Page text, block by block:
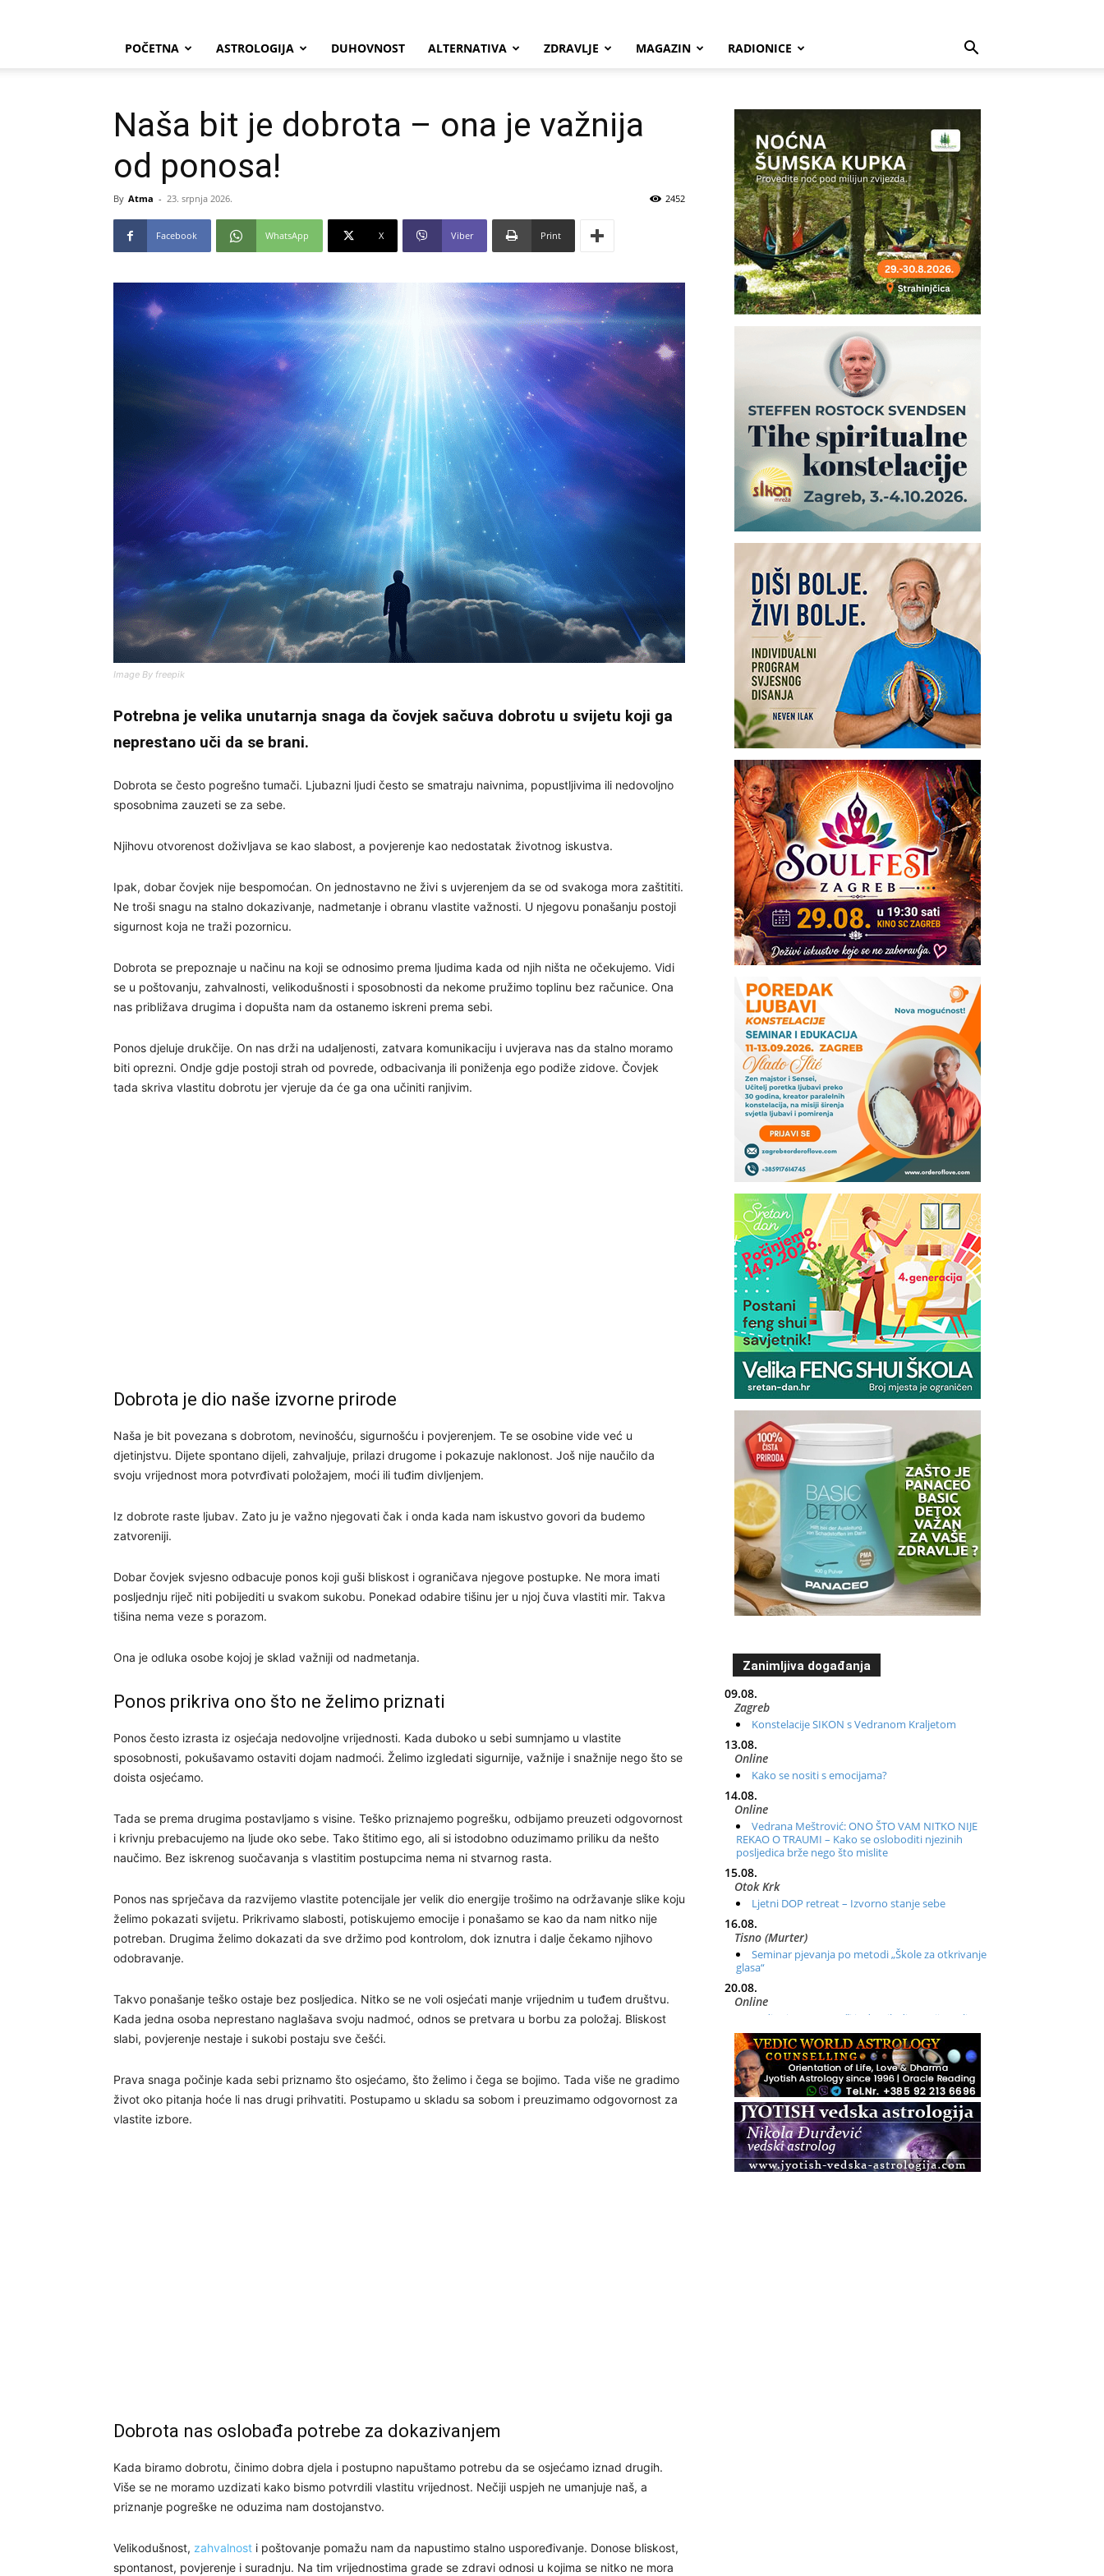
POČETNA ASTROLOGIJA DUHOVNOST ALTERNATIVA ZDRAVLJE MAGAZIN RADIONICE
Naša bit je dobrota – ona je važnija
od ponosa!
By Atma - 23. srpnja 2026. 2452
Facebook WhatsApp X Viber Print
Image By freepik
Potrebna je velika unutarnja snaga da čovjek sačuva dobrotu u svijetu koji ga
neprestano uči da se brani.
Dobrota se često pogrešno tumači. Ljubazni ljudi često se smatraju naivnima, popustljivima ili nedovoljno
sposobnima zauzeti se za sebe.
Njihovu otvorenost doživljava se kao slabost, a povjerenje kao nedostatak životnog iskustva.
Ipak, dobar čovjek nije bespomoćan. On jednostavno ne živi s uvjerenjem da se od svakoga mora zaštititi.
Ne troši snagu na stalno dokazivanje, nadmetanje i obranu vlastite važnosti. U njegovu ponašanju postoji
sigurnost koja ne traži pozornicu.
Dobrota se prepoznaje u načinu na koji se odnosimo prema ljudima kada od njih ništa ne očekujemo. Vidi
se u poštovanju, zahvalnosti, velikodušnosti i sposobnosti da nekome pružimo toplinu bez računice. Ona
nas približava drugima i dopušta nam da ostanemo iskreni prema sebi.
Ponos djeluje drukčije. On nas drži na udaljenosti, zatvara komunikaciju i uvjerava nas da stalno moramo
biti oprezni. Ondje gdje postoji strah od povrede, odbacivanja ili poniženja ego podiže zidove. Čovjek
tada skriva vlastitu dobrotu jer vjeruje da će ga ona učiniti ranjivim.
Dobrota je dio naše izvorne prirode
Naša je bit povezana s dobrotom, nevinošću, sigurnošću i povjerenjem. Te se osobine vide već u
djetinjstvu. Dijete spontano dijeli, zahvaljuje, prilazi drugome i pokazuje naklonost. Još nije naučilo da
svoju vrijednost mora potvrđivati položajem, moći ili tuđim divljenjem.
Iz dobrote raste ljubav. Zato ju je važno njegovati čak i onda kada nam iskustvo govori da budemo
zatvoreniji.
Dobar čovjek svjesno odbacuje ponos koji guši bliskost i ograničava njegove postupke. Ne mora imati
posljednju riječ niti pobijediti u svakom sukobu. Ponekad odabire tišinu jer u njoj čuva vlastiti mir. Takva
tišina nema veze s porazom.
Ona je odluka osobe kojoj je sklad važniji od nadmetanja.
Ponos prikriva ono što ne želimo priznati
Ponos često izrasta iz osjećaja nedovoljne vrijednosti. Kada duboko u sebi sumnjamo u vlastite
sposobnosti, pokušavamo ostaviti dojam nadmoći. Želimo izgledati sigurnije, važnije i snažnije nego što se
doista osjećamo.
Tada se prema drugima postavljamo s visine. Teško priznajemo pogrešku, odbijamo preuzeti odgovornost
i krivnju prebacujemo na ljude oko sebe. Tako štitimo ego, ali si istodobno oduzimamo priliku da nešto
naučimo. Bez iskrenog suočavanja s vlastitim postupcima nema ni stvarnog rasta.
Ponos nas sprječava da razvijemo vlastite potencijale jer velik dio energije trošimo na održavanje slike koju
želimo pokazati svijetu. Prikrivamo slabosti, potiskujemo emocije i ponašamo se kao da nam nitko nije
potreban. Drugima želimo dokazati da sve držimo pod kontrolom, dok iznutra i dalje čekamo njihovo
odobravanje.
Takvo ponašanje teško ostaje bez posljedica. Nitko se ne voli osjećati manje vrijednim u tuđem društvu.
Kada jedna osoba neprestano naglašava svoju nadmoć, odnos se pretvara u borbu za položaj. Bliskost
slabi, povjerenje nestaje i sukobi postaju sve češći.
Prava snaga počinje kada sebi priznamo što osjećamo, što želimo i čega se bojimo. Tada više ne gradimo
život oko pitanja hoće li nas drugi prihvatiti. Postupamo u skladu sa sobom i preuzimamo odgovornost za
vlastite izbore.
Dobrota nas oslobađa potrebe za dokazivanjem
Kada biramo dobrotu, činimo dobra djela i postupno napuštamo potrebu da se osjećamo iznad drugih.
Više se ne moramo uzdizati kako bismo potvrdili vlastitu vrijednost. Nečiji uspjeh ne umanjuje naš, a
priznanje pogreške ne oduzima nam dostojanstvo.
Velikodušnost, zahvalnost i poštovanje pomažu nam da napustimo stalno uspoređivanje. Donose bliskost,
spontanost, povjerenje i suradnju. Na tim vrijednostima grade se zdravi odnosi u kojima se nitko ne mora
Zanimljiva događanja
09.08.
Zagreb
Konstelacije SIKON s Vedranom Kraljetom
13.08.
Online
Kako se nositi s emocijama?
14.08.
Online
Vedrana Meštrović: ONO ŠTO VAM NITKO NIJE
REKAO O TRAUMI – Kako se osloboditi njezinih
posljedica brže nego što mislite
15.08.
Otok Krk
Ljetni DOP retreat – Izvorno stanje sebe
16.08.
Tisno (Murter)
Seminar pjevanja po metodi „Škole za otkrivanje
glasa“
20.08.
Online
Radionica: Pomagači iz drugih dimenzija Online –
otvoreno za sve
21.08.
Zagreb+Online
Osnovni ThetaHealing® tečaj, Zagreb i Online
22.08.
Pula
Access BARS®, otpusti stres
23.08.
Pula